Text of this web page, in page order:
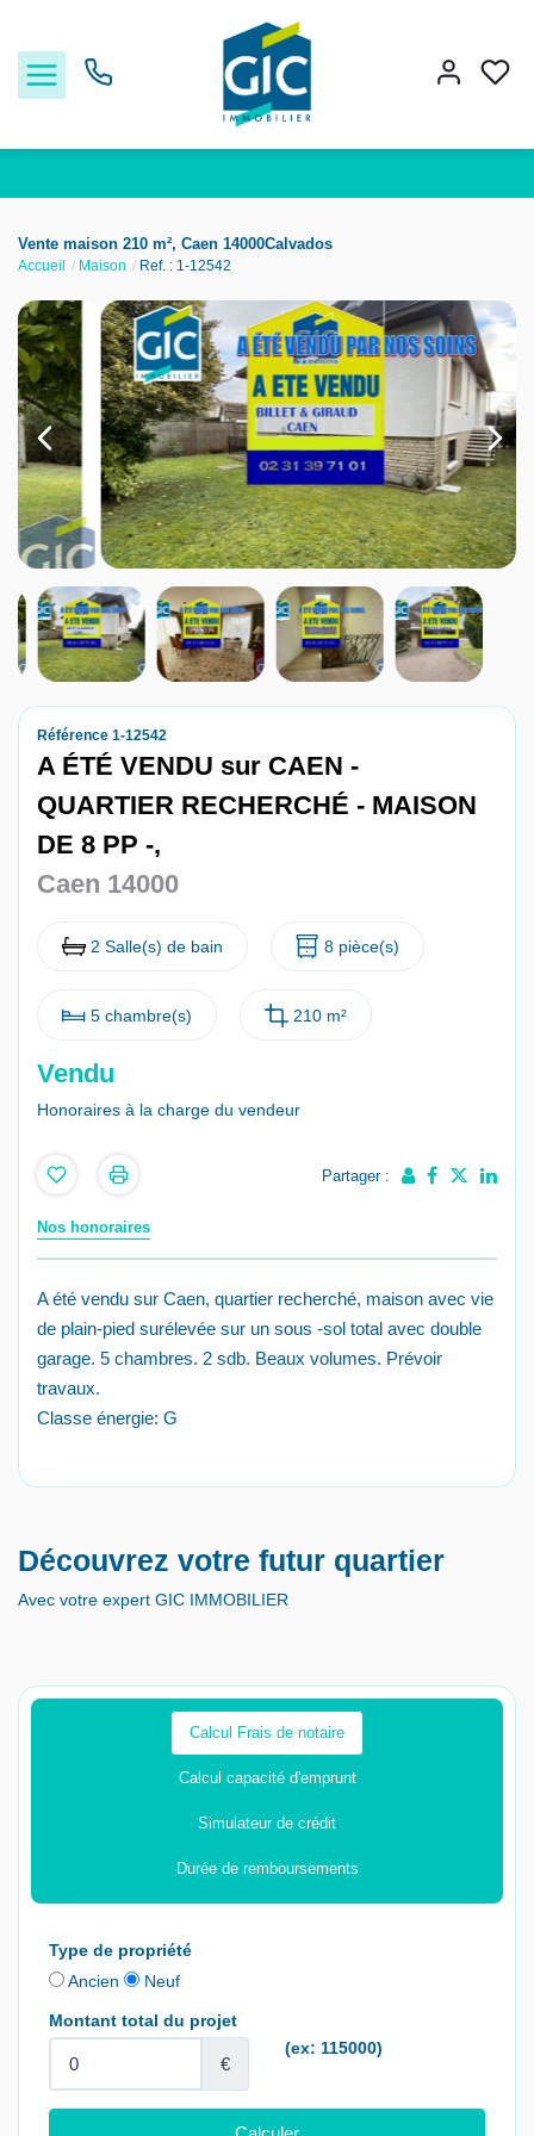
Acheter
Louer
Estimer
Nos services
Nos agences
Nous contacter
Nous rejoindre
Vente maison 210 m², Caen 14000Calvados
Accueil Maison Ref. : 1-12542
Référence 1-12542
A ÉTÉ VENDU sur CAEN -
QUARTIER RECHERCHÉ - MAISON
DE 8 PP -,
Caen 14000
2 Salle(s) de bain 8 pièce(s)
5 chambre(s) 210 m²
Vendu
Honoraires à la charge du vendeur
Partager :
Nos honoraires
A été vendu sur Caen, quartier recherché, maison avec vie
de plain-pied surélevée sur un sous -sol total avec double
garage. 5 chambres. 2 sdb. Beaux volumes. Prévoir
travaux.
Classe énergie: G
Découvrez votre futur quartier
Avec votre expert GIC IMMOBILIER
Calcul Frais de notaire
Calcul capacité d'emprunt
Simulateur de crédit
Durée de remboursements